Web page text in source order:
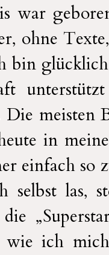
war
ohne
bin
meisten
in
einfach so
selbst las,
ich